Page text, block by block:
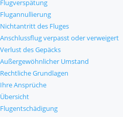
Flugverspätung
Flugannullierung
Nichtantritt des Fluges
Anschlussflug verpasst oder verweigert
Verlust des Gepäcks
Außergewöhnlicher Umstand
Rechtliche Grundlagen
Ihre Ansprüche
Übersicht
Flugentschädigung